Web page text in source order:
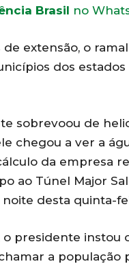
Brasil no
de extensão, o
dos
sobrevoou de
chegou a ver a
da empresa
ao Túnel Major
desta quinta-
presidente instou
a população